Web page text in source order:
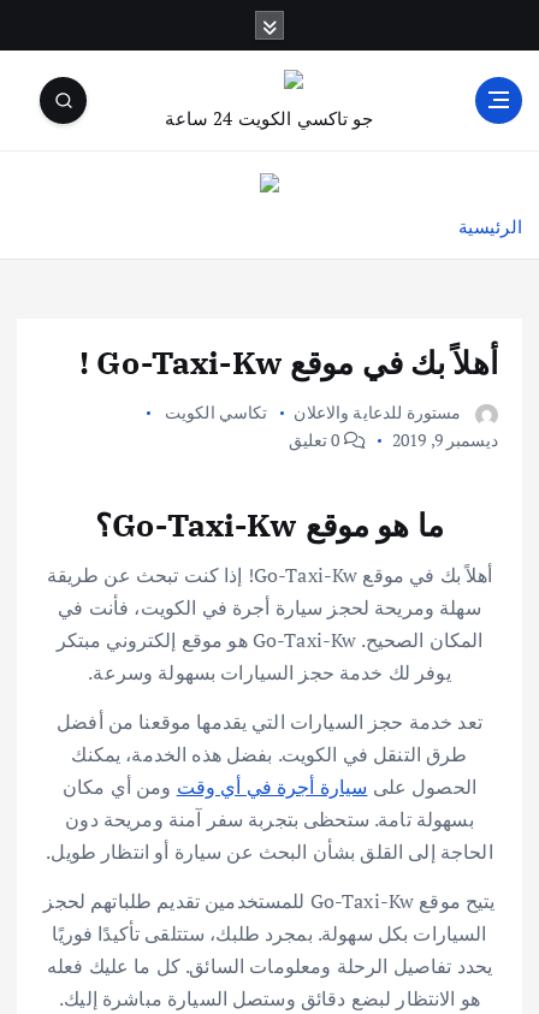
جو تاكسي الكويت 24 ساعة
الرئيسية
أهلاً بك في موقع Go-Taxi-Kw !
مستورة للدعاية والاعلان
تكاسي الكويت
ديسمبر 9, 2019
ما هو موقع Go-Taxi-Kw؟
أهلاً بك في موقع Go-Taxi-Kw! إذا كنت تبحث عن طريقة
سهلة ومريحة لحجز سيارة أجرة في الكويت، فأنت في
المكان الصحيح. Go-Taxi-Kw هو موقع إلكتروني مبتكر
يوفر لك خدمة حجز السيارات بسهولة وسرعة.
تعد خدمة حجز السيارات التي يقدمها موقعنا من أفضل
طرق التنقل في الكويت. بفضل هذه الخدمة، يمكنك
الحصول على سيارة أجرة في أي وقت ومن أي مكان
بسهولة تامة. ستحظى بتجربة سفر آمنة ومريحة دون
الحاجة إلى القلق بشأن البحث عن سيارة أو انتظار طويل.
يتيح موقع Go-Taxi-Kw للمستخدمين تقديم طلباتهم لحجز
السيارات بكل سهولة. بمجرد طلبك، ستتلقى تأكيدًا فوريًا
يحدد تفاصيل الرحلة ومعلومات السائق. كل ما عليك فعله
هو الانتظار لبضع دقائق وستصل السيارة مباشرة إليك.